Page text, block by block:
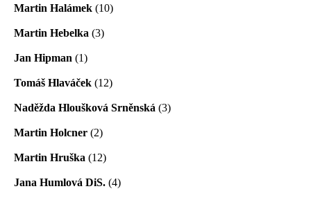
Martin Halámek (10)
Martin Hebelka (3)
Jan Hipman (1)
Tomáš Hlaváček (12)
Naděžda Hloušková Srněnská (3)
Martin Holcner (2)
Martin Hruška (12)
Jana Humlová DiS. (4)